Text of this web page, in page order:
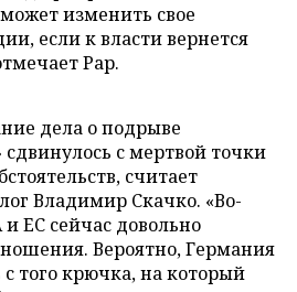
изменить свое
если к власти вернется
Рар.
дела о подрыве
сдвинулось с мертвой точки
считает
Владимир Скачко. «Во-
ЕС сейчас довольно
Вероятно, Германия
того крючка, на который